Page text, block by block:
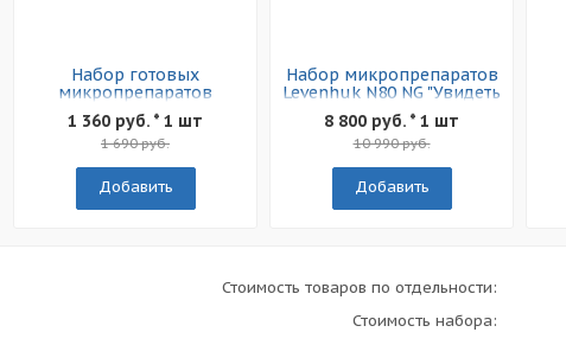
Набор готовых
микропрепаратов
Levenhuk N10 NG
1 360 руб. * 1 шт
1 690 руб.
Добавить
Набор микропрепаратов
Levenhuk N80 NG "Увидеть
Все!"
8 800 руб. * 1 шт
10 990 руб.
Добавить
Стоимость товаров по отдельности:
Стоимость набора: